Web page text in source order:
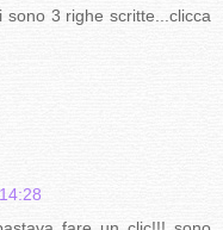
3 righe scritte...clicca